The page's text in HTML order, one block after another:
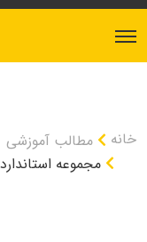
خانه
مطالب آموزشی
مجموعه